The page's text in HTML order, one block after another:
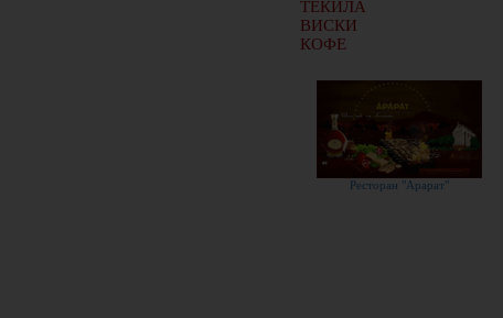
ТЕКИЛА
ВИСКИ
КОФЕ
Ресторан "Арарат"